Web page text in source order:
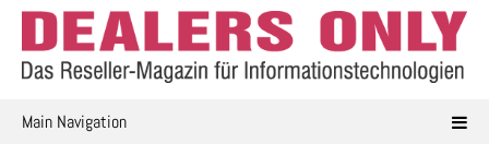
Skip
content
Main Navigation